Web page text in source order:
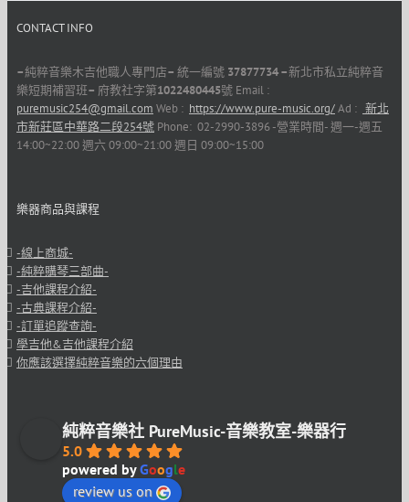
CONTACT INFO
–純粹音樂木吉他職人專門店– 統一編號 37877734 –新北市私立純粹音
樂短期補習班– 府教社字第1022480445號 Email :
puremusic254@gmail.com Web : https://www.pure-music.org/Ad : 新北
市新莊區中華路二段254號 Phone: 02-2990-3896 -營業時間- 週一-週五
14:00~22:00 週六 09:00~21:00 週日 09:00~15:00
樂器商品與課程
-線上商城-
-純粹購琴三部曲-
-吉他課程介紹-
-古典課程介紹-
-訂單追蹤查詢-
學吉他&吉他課程介紹
你應該選擇純粹音樂的六個理由
純粹音樂社 PureMusic-音樂教室-樂器行
5.0
powered byGoogle
review us on